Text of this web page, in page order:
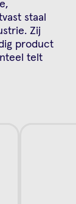
staal
Zij
product
telt